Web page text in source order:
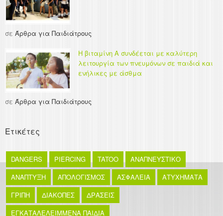
σε Άρθρα για Παιδιάτρους
Η βιταμίνη Α συνδέεται με καλύτερη
λειτουργία των πνευμόνων σε παιδιά και
ενήλικες με άσθμα
σε Άρθρα για Παιδιάτρους
Ετικέτες
DANGERS PIERCING TATOO
ΑΝΑΠΝΕΥΣΤΙΚΟ
ΑΝΑΠΤΥΞΗ
ΑΠΟΛΟΓΙΣΜΟΣ ΑΣΦΑΛΕΙΑ
ΑΤΥΧΗΜΑΤΑ
ΓΡΙΠΗ
ΔΙΑΚΟΠΕΣ
ΔΡΑΣΕΙΣ
ΕΓΚΑΤΑΛΕΛΕΙΜΜΕΝΑ ΠΑΙΔΙΑ